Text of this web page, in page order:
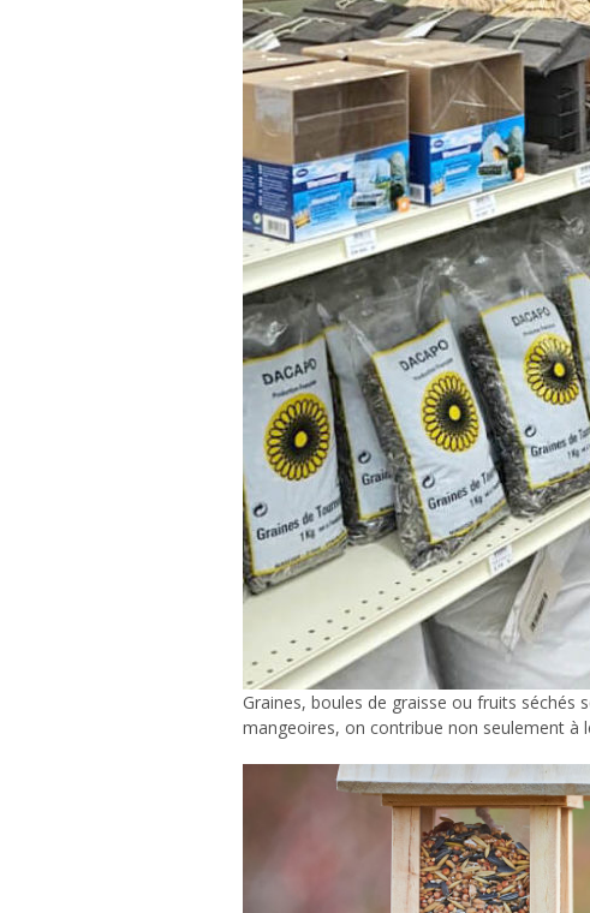
Graines, boules de graisse ou fruits
mangeoires, on contribue non seulement à